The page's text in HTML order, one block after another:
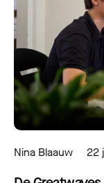
Nina Blaauw 22